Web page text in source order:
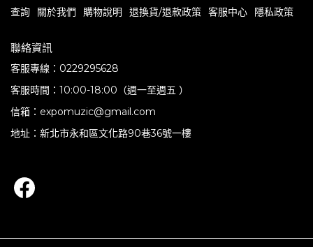
查詢 關於我們 購物說明 退換貨/退款政策 客服中心 隱私政策
聯絡資訊
客服專線：0229295628
客服時間：10:00-18:00（週一至週五 ）
信箱：expomuzic@gmail.com
地址：新北市永和區文化路90巷36號一樓